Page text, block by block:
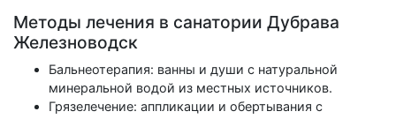
Методы лечения в санатории Дубрава
Железноводск
Бальнеотерапия: ванны и души с натуральной
минеральной водой из местных источников.
Грязелечение: аппликации и обертывания с